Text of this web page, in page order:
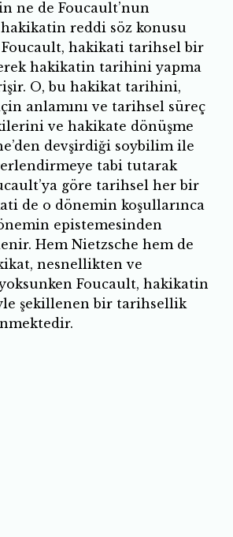
ne de Foucault’nun
hakikatin reddi söz konusu
hakikati tarihsel bir
hakikatin tarihini yapma
O, bu hakikat tarihini,
anlamını ve tarihsel süreç
ve hakikate dönüşme
devşirdiği soybilim ile
tabi tutarak
göre tarihsel her bir
de o dönemin koşullarınca
epistemesinden
Hem Nietzsche hem de
nesnellikten ve
Foucault, hakikatin
şekillenen bir tarihsellik